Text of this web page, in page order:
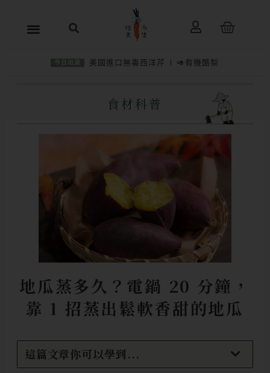
購
美國進口無毒西洋芹 🥑有機酪梨
食材科普
地瓜蒸多久？電鍋 20 分鐘，
靠 1 招蒸出鬆軟香甜的地瓜
這篇文章你可以學到...